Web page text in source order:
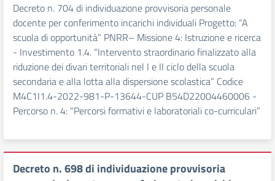
Decreto n. 704 di individuazione provvisoria personale
docente per conferimento incarichi individuali Progetto: “A
scuola di opportunità” PNRR– Missione 4: Istruzione e ricerca
- Investimento 1.4. “Intervento straordinario finalizzato alla
riduzione dei divari territoriali nel I e II ciclo della scuola
secondaria e alla lotta alla dispersione scolastica” Codice
M4C1I1.4-2022-981-P-13644-CUP B54D22004460006 -
Percorso n. 4: “Percorsi formativi e laboratoriali co-curriculari”
Decreto n. 698 di individuazione provvisoria